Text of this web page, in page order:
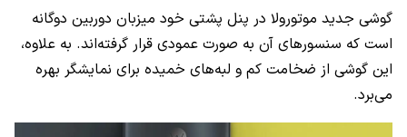
گوشی جدید موتورولا در پنل پشتی خود میزبان دوربین دوگانه
است که سنسورهای آن به صورت عمودی قرار گرفته‌اند. به علاوه،
این گوشی از ضخامت کم و لبه‌های خمیده برای نمایشگر بهره
می‌برد.